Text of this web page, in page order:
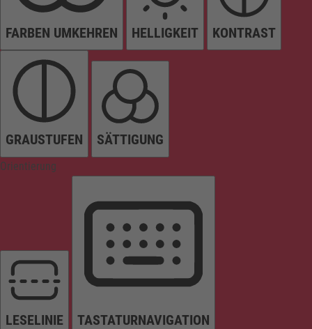
FARBEN UMKEHREN HELLIGKEIT KONTRAST
GRAUSTUFEN SÄTTIGUNG
Orientierung
LESELINIE TASTATURNAVIGATION